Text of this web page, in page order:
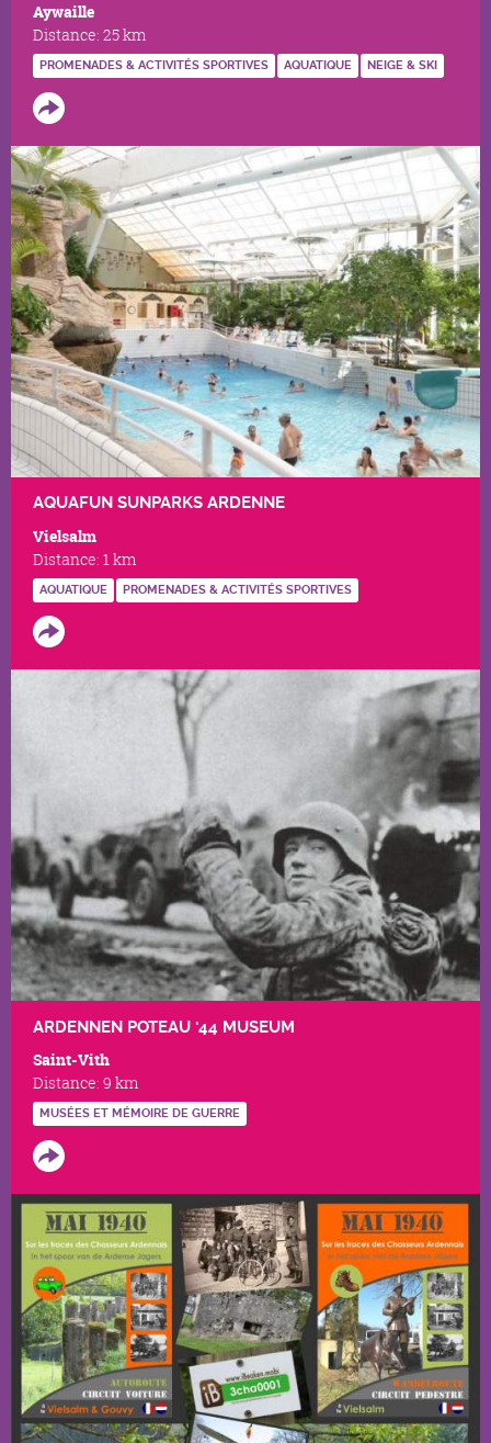
Aywaille
Distance: 25 km
PROMENADES & ACTIVITÉS SPORTIVES AQUATIQUE NEIGE & SKI
AQUAFUN SUNPARKS ARDENNE
Vielsalm
Distance: 1 km
AQUATIQUE PROMENADES & ACTIVITÉS SPORTIVES
ARDENNEN POTEAU '44 MUSEUM
Saint-Vith
Distance: 9 km
MUSÉES ET MÉMOIRE DE GUERRE